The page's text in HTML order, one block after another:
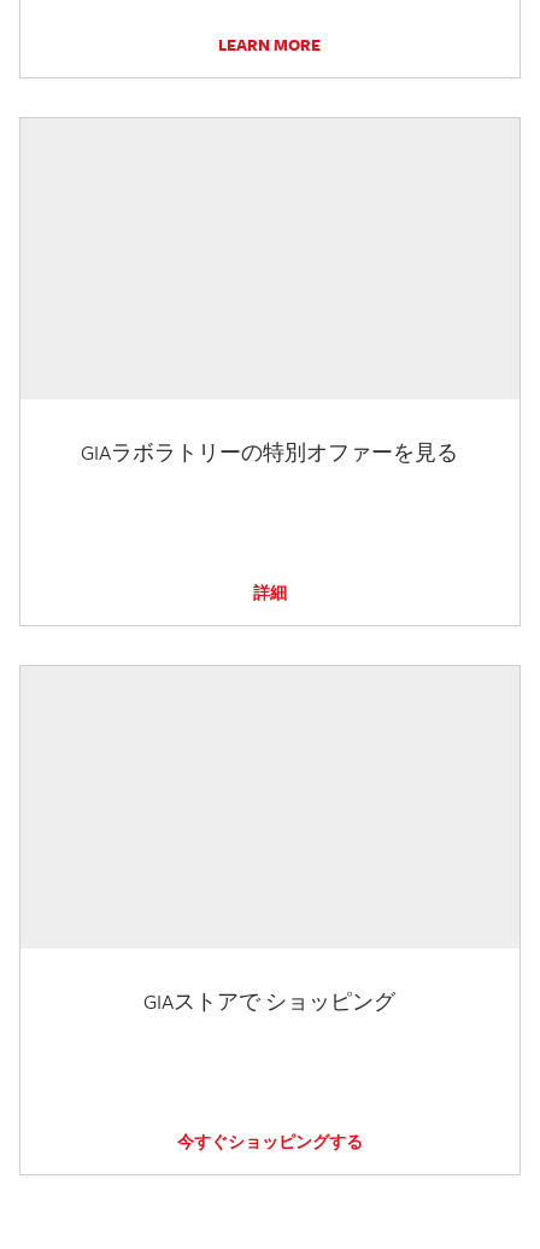
LEARN MORE
GIAラボラトリーの特別オファーを見る
詳細
GIAストアで ショッピング
今すぐショッピングする